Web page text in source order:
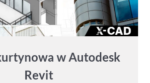
w Autodesk
Revit